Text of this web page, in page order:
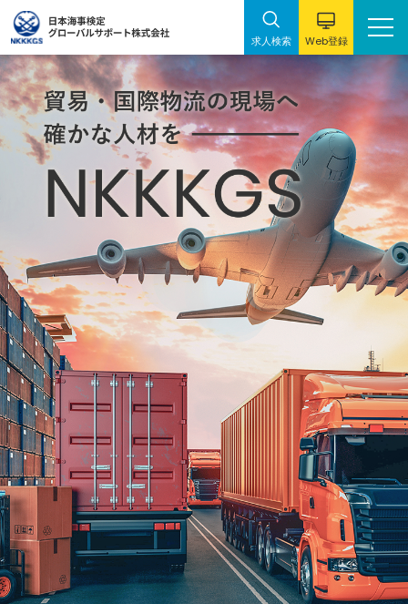
求人検索 Web登録